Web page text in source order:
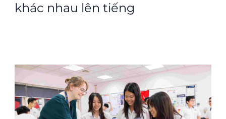
khác nhau lên tiếng